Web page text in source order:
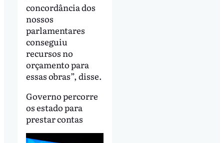
concordância dos
nossos
parlamentares
conseguiu
recursos no
orçamento para
essas obras”, disse.
Governo percorre
os estado para
prestar contas